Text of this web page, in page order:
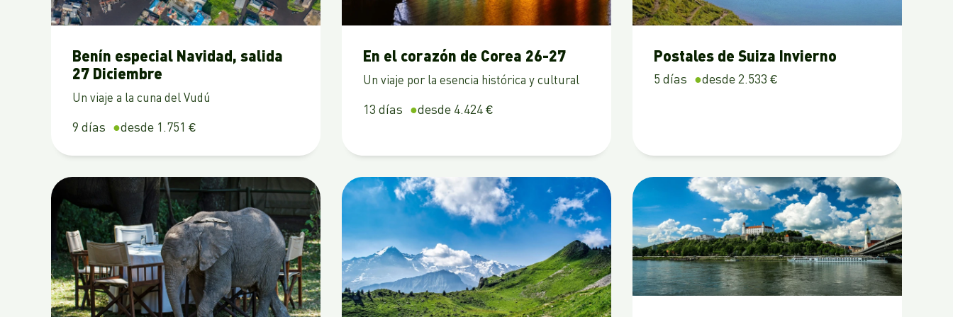
Benín especial Navidad, salida
27 Diciembre
Un viaje a la cuna del Vudú
9 días desde 1.751 €
En el corazón de Corea 26-27
Un viaje por la esencia histórica y cultural
13 días desde 4.424 €
Postales de Suiza Invierno
5 días desde 2.533 €